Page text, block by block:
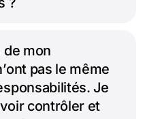
de mon
pas le même
Je
contrôler et